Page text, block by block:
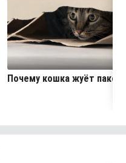
Почему кошка жуёт